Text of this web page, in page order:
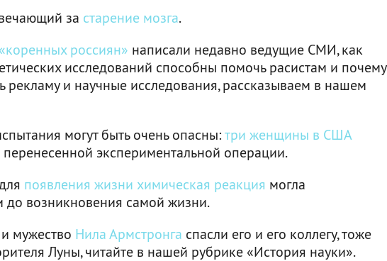
за старение мозга.
россиян» написали недавно ведущие СМИ, как
исследований способны помочь расистам и почему
рекламу и научные исследования, рассказываем в нашем
могут быть очень опасны:три женщины в США
перенесенной экспериментальной операции.
появления жизни химическая реакция могла
до возникновения самой жизни.
мужество Нила Армстронга спасли его и его коллегу, тоже
Луны, читайте в нашей рубрике «История науки».